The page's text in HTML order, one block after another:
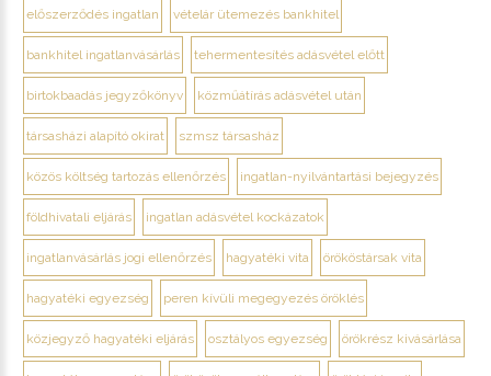
előszerződés ingatlan vételár ütemezés bankhitel
bankhitel ingatlanvásárlás tehermentesítés adásvétel előtt
birtokbaadás jegyzőkönyv közműátírás adásvétel után
társasházi alapító okirat szmsz társasház
közös költség tartozás ellenőrzés ingatlan-nyilvántartási bejegyzés
földhivatali eljárás ingatlan adásvétel kockázatok
ingatlanvásárlás jogi ellenőrzés hagyatéki vita örököstársak vita
hagyatéki egyezség peren kívüli megegyezés öröklés
közjegyző hagyatéki eljárás osztályos egyezség örökrész kivásárlása